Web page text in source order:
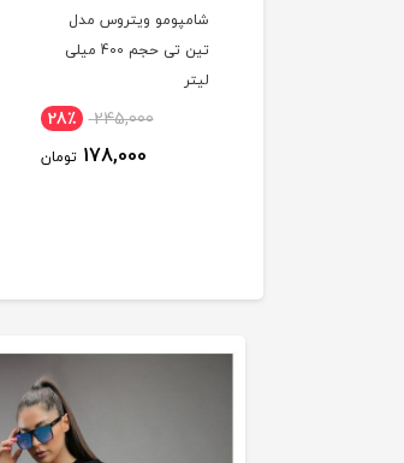
شامپومو ویتروس مدل
تین تی حجم 400 میلی
لیتر
245,000 28٪
178,000 تومان